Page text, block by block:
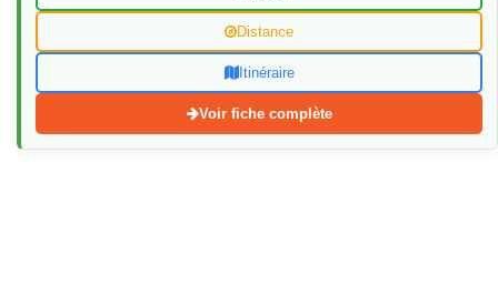
Distance
Itinéraire
Voir fiche complète